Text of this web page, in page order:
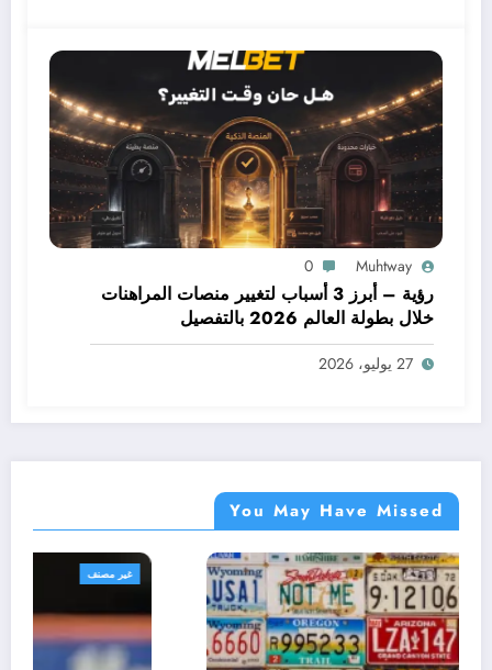
Muhtway
0
رؤية – أبرز 3 أسباب لتغيير منصات المراهنات
خلال بطولة العالم 2026 بالتفصيل
27 يوليو، 2026
You May Have Missed
غير مصنف